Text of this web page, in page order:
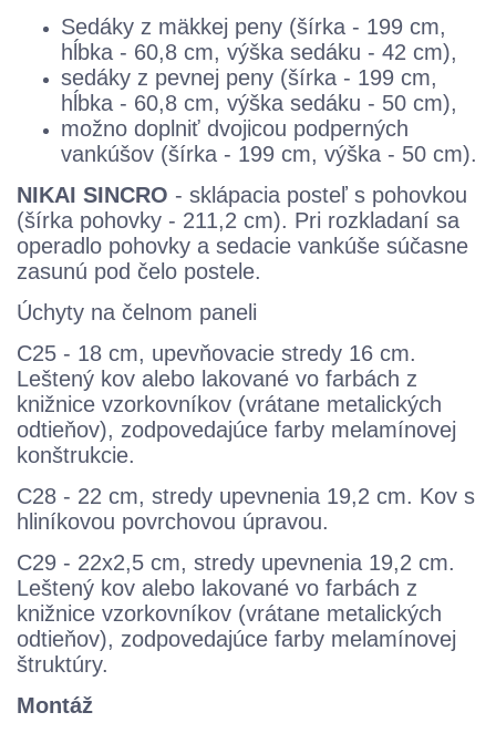
Sedáky z mäkkej peny (šírka - 199 cm,
hĺbka - 60,8 cm, výška sedáku - 42 cm),
sedáky z pevnej peny (šírka - 199 cm,
hĺbka - 60,8 cm, výška sedáku - 50 cm),
možno doplniť dvojicou podperných
vankúšov (šírka - 199 cm, výška - 50 cm).
NIKAI SINCRO - sklápacia posteľ s pohovkou
(šírka pohovky - 211,2 cm). Pri rozkladaní sa
operadlo pohovky a sedacie vankúše súčasne
zasunú pod čelo postele.
Úchyty na čelnom paneli
C25 - 18 cm, upevňovacie stredy 16 cm.
Leštený kov alebo lakované vo farbách z
knižnice vzorkovníkov (vrátane metalických
odtieňov), zodpovedajúce farby melamínovej
konštrukcie.
C28 - 22 cm, stredy upevnenia 19,2 cm. Kov s
hliníkovou povrchovou úpravou.
C29 - 22x2,5 cm, stredy upevnenia 19,2 cm.
Leštený kov alebo lakované vo farbách z
knižnice vzorkovníkov (vrátane metalických
odtieňov), zodpovedajúce farby melamínovej
štruktúry.
Montáž